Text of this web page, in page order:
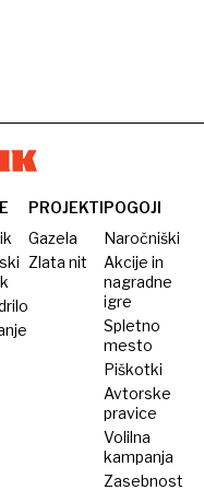
PROJEKTI
Gazela
Zlata nit
POGOJI
Naročniški
Akcije in
nagradne
igre
Spletno
mesto
Piškotki
Avtorske
pravice
Volilna
kampanja
Zasebnost